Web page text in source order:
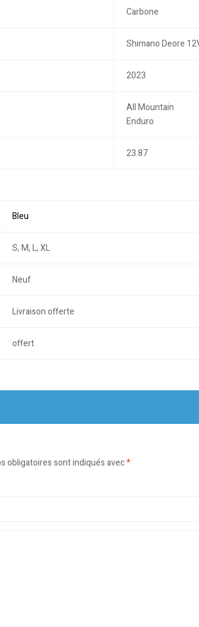
Carbone
Shimano Deore
2023
All Mountain
Enduro
23.87
Bleu
S, M, L, XL
Neuf
Livraison offerte
offert
obligatoires sont indiqués avec*